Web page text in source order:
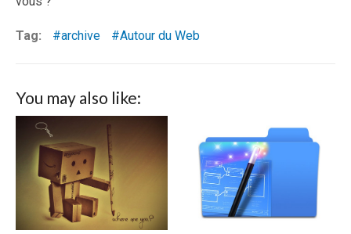
Tag: archive Autour du Web
You may also like: